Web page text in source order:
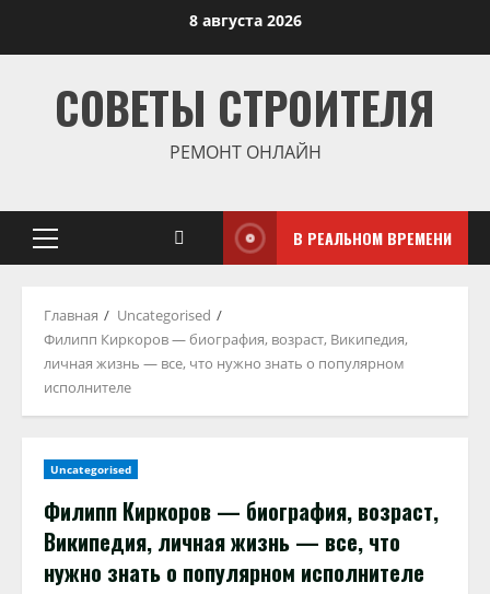
8 августа 2026
СОВЕТЫ СТРОИТЕЛЯ
РЕМОНТ ОНЛАЙН
Основное
В РЕАЛЬНОМ ВРЕМЕНИ
Главная
Uncategorised
Филипп Киркоров — биография, возраст, Википедия,
личная жизнь — все, что нужно знать о популярном
исполнителе
Uncategorised
Филипп Киркоров — биография, возраст,
Википедия, личная жизнь — все, что
нужно знать о популярном исполнителе